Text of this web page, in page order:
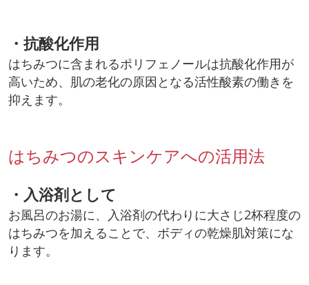
・抗酸化作用
はちみつに含まれるポリフェノールは抗酸化作用が
高いため、肌の老化の原因となる活性酸素の働きを
抑えます。
はちみつのスキンケアへの活用法
・入浴剤として
お風呂のお湯に、入浴剤の代わりに大さじ2杯程度の
はちみつを加えることで、ボディの乾燥肌対策にな
ります。